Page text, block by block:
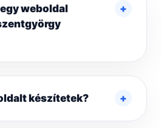
weboldal
készítetek?